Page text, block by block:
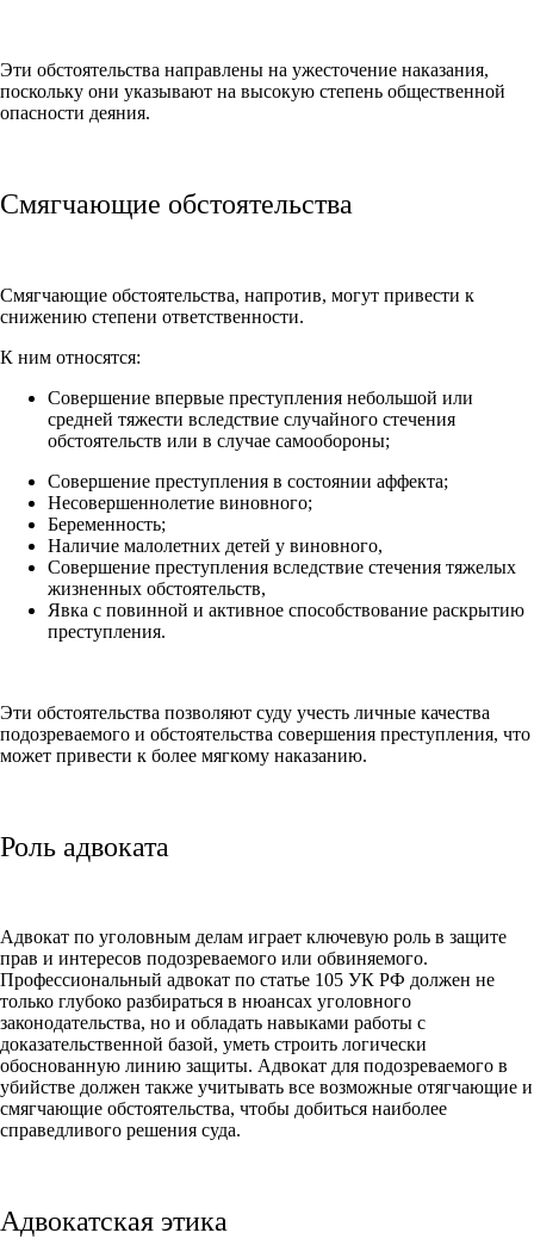
Эти обстоятельства направлены на ужесточение наказания,
поскольку они указывают на высокую степень общественной
опасности деяния.
Смягчающие обстоятельства
Смягчающие обстоятельства, напротив, могут привести к
снижению степени ответственности.
К ним относятся:
Совершение впервые преступления небольшой или
средней тяжести вследствие случайного стечения
обстоятельств или в случае самообороны;
Совершение преступления в состоянии аффекта;
Несовершеннолетие виновного;
Беременность;
Наличие малолетних детей у виновного,
Совершение преступления вследствие стечения тяжелых
жизненных обстоятельств,
Явка с повинной и активное способствование раскрытию
преступления.
Эти обстоятельства позволяют суду учесть личные качества
подозреваемого и обстоятельства совершения преступления, что
может привести к более мягкому наказанию.
Роль адвоката
Адвокат по уголовным делам играет ключевую роль в защите
прав и интересов подозреваемого или обвиняемого.
Профессиональный адвокат по статье 105 УК РФ должен не
только глубоко разбираться в нюансах уголовного
законодательства, но и обладать навыками работы с
доказательственной базой, уметь строить логически
обоснованную линию защиты. Адвокат для подозреваемого в
убийстве должен также учитывать все возможные отягчающие и
смягчающие обстоятельства, чтобы добиться наиболее
справедливого решения суда.
Адвокатская этика